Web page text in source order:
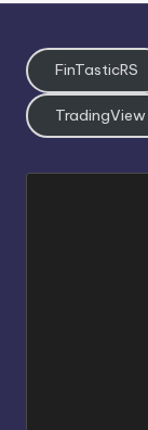
FinTasticRS
TradingView